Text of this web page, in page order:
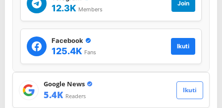
a
l
u
g
u
P
s
t
12.3K Members
Join
Facebook
125.4K Fans
Ikuti
Google News
5.4K Readers
Ikuti